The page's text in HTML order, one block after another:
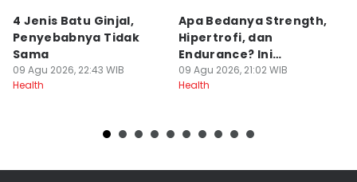
4 Jenis Batu Ginjal,
Penyebabnya Tidak
Sama
09 Agu 2026, 22:43 WIB
Health
Apa Bedanya Strength,
Hipertrofi, dan
Endurance? Ini
Penjelasannya
09 Agu 2026, 21:02 WIB
Health